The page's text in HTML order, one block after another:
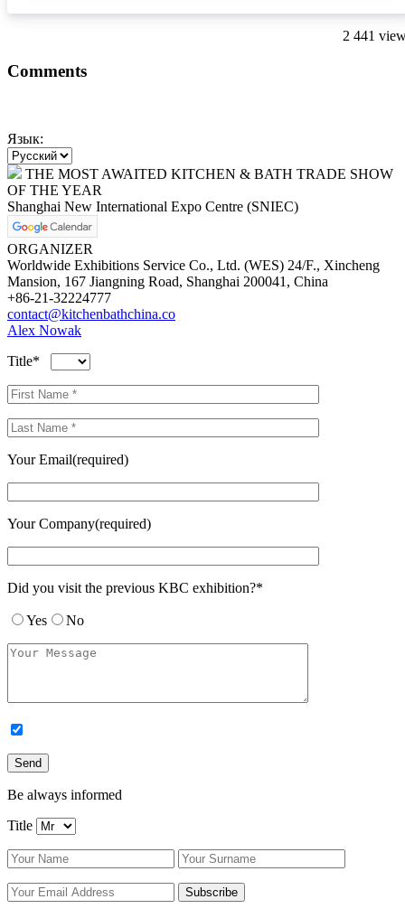
2 441
Comments
Язык:
THE MOST AWAITED KITCHEN & BATH TRADE SHOW
OF THE YEAR
Shanghai New International Expo Centre (SNIEC)
ORGANIZER
Worldwide Exhibitions Service Co., Ltd. (WES) 24/F., Xincheng
Mansion, 167 Jiangning Road, Shanghai 200041, China
+86-21-32224777
contact@kitchenbathchina.co
Alex Nowak
Title*
Your Email(required)
Your Company(required)
Did you visit the previous KBC exhibition?*
Yes No
Be always informed
Title